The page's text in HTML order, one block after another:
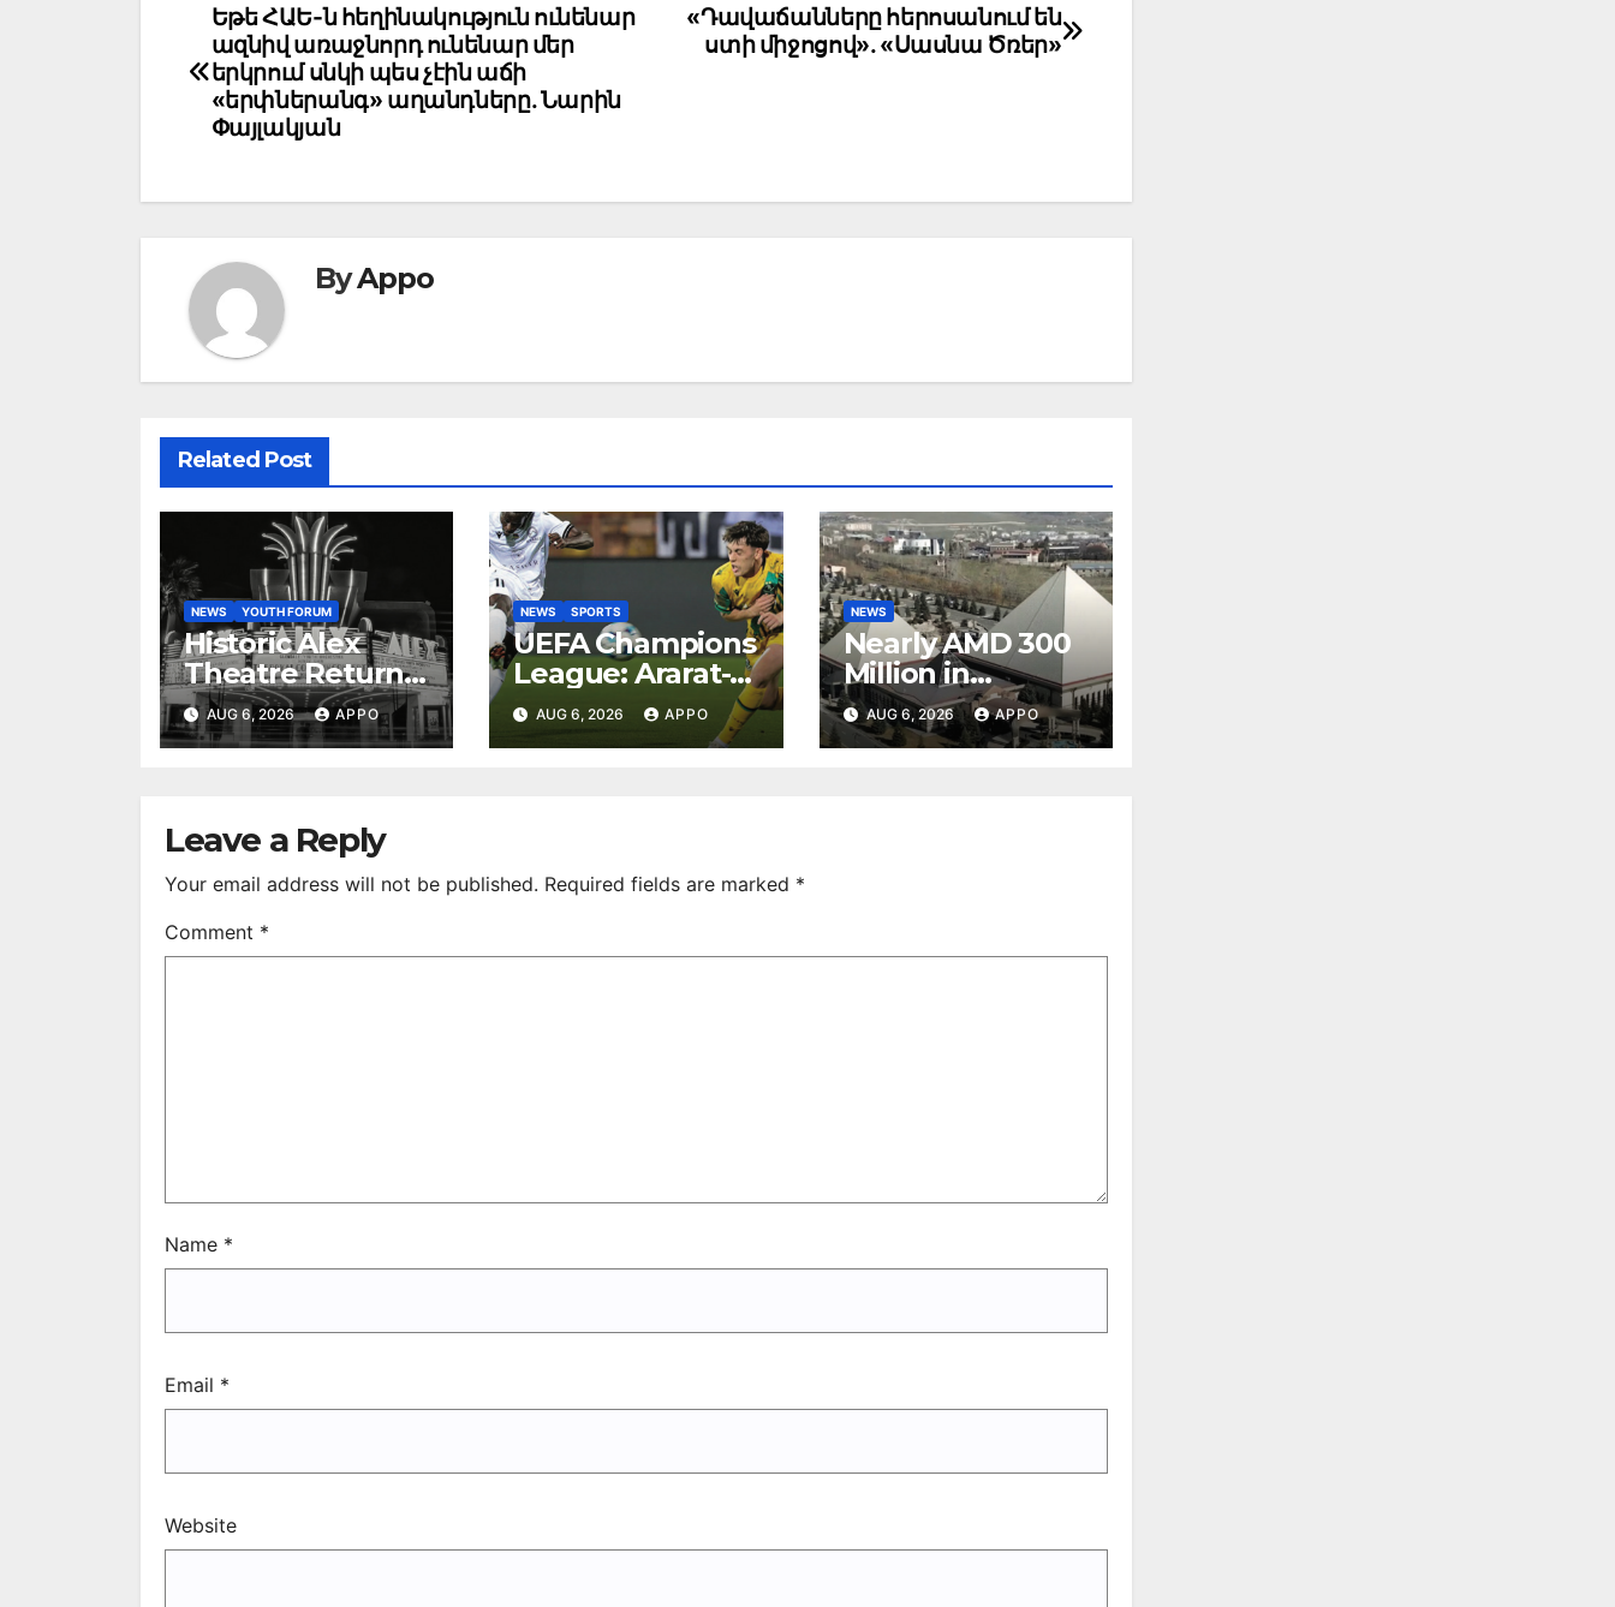
Post
navigation
«Դավաճանները հերոսանում են
ստի միջոցով». «Սասնա Ծռեր»
Եթե ՀԱԵ-ն հեղինակություն ունենար
ազնիվ առաջնորդ ունենար մեր
երկրում սնկի պես չէին աճի
«երփներանգ» աղանդները. Նարին
Փայլակյան
ByAppo
Related Post
NEWS YOUTH FORUM
Historic Alex
Theatre Returns
to First-Run
Feature Films
AUG 6, 2026 APPO
NEWS SPORTS
UEFA Champions
League: Ararat-
Armenia Secure
Convincing
AUG 6, 2026 APPO
NEWS
Nearly AMD 300
Million in
Undeclared
Turnover
AUG 6, 2026 APPO
Leave a Reply
Your email address will not be published. Required fields are marked *
Comment *
Name *
Email *
Website